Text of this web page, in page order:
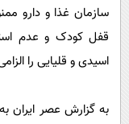
سازمان غذا و دارو
قفل کودک و عدم
اسیدی و قلیایی را
به گزارش عصر ایران